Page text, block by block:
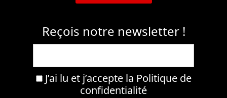
Reçois notre newsletter !
J’ai lu et j’accepte la Politique de
confidentialité